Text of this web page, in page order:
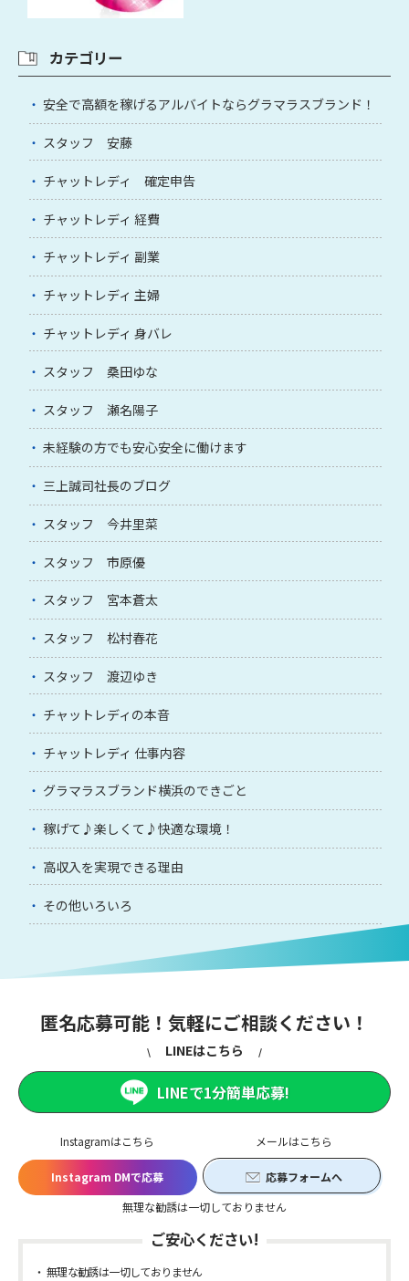
カテゴリー
安全で高額を稼げるアルバイトならグラマラスブランド！
スタッフ 安藤
チャットレディ 確定申告
チャットレディ 経費
チャットレディ 副業
チャットレディ 主婦
チャットレディ 身バレ
スタッフ 桑田ゆな
スタッフ 瀬名陽子
未経験の方でも安心安全に働けます
三上誠司社長のブログ
スタッフ 今井里菜
スタッフ 市原優
スタッフ 宮本蒼太
スタッフ 松村春花
スタッフ 渡辺ゆき
チャットレディの本音
チャットレディ 仕事内容
グラマラスブランド横浜のできごと
稼げて♪楽しくて♪快適な環境！
高収入を実現できる理由
その他いろいろ
匿名応募可能！気軽にご相談ください！
Instagramはこちら
Instagram DMで応募
メールはこちら
応募フォームへ
無理な勧誘は一切しておりません
LINEはこちら
LINEで1分簡単応募!
ご安心ください!
無理な勧誘は一切しておりません